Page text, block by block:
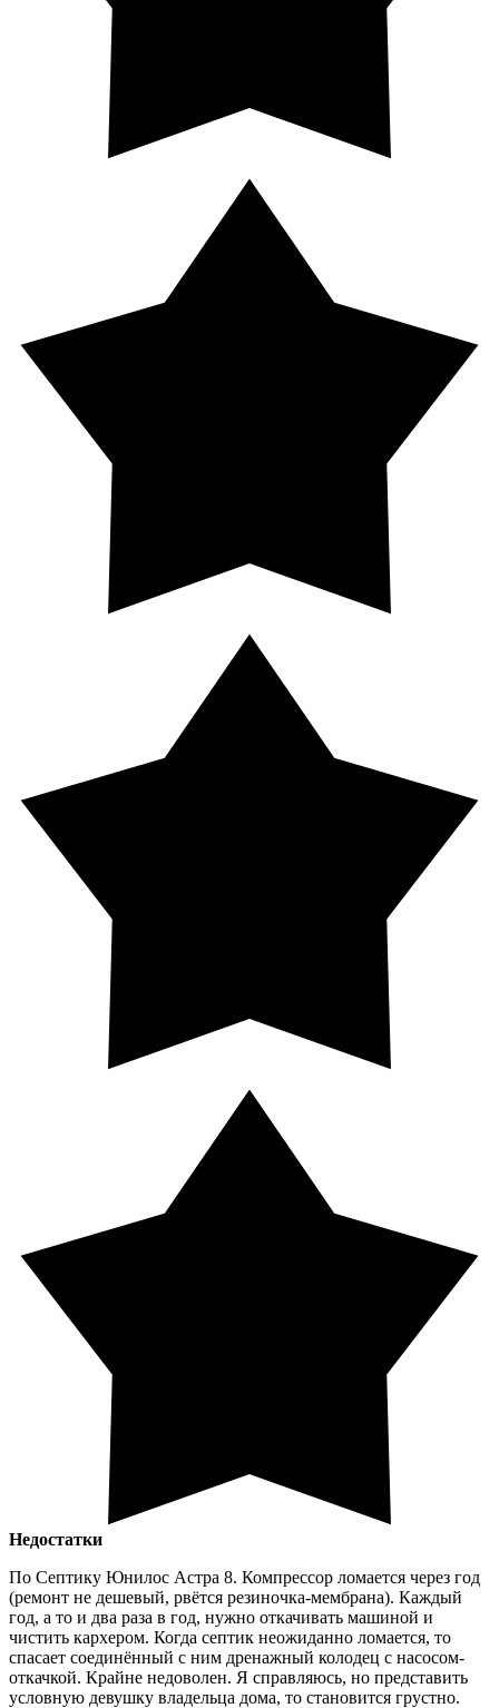
Недостатки
По Септику Юнилос Астра 8. Компрессор ломается через год
(ремонт не дешевый, рвётся резиночка-мембрана). Каждый
год, а то и два раза в год, нужно откачивать машиной и
чистить кархером. Когда септик неожиданно ломается, то
спасает соединённый с ним дренажный колодец с насосом-
откачкой. Крайне недоволен. Я справляюсь, но представить
условную девушку владельца дома, то становится грустно.